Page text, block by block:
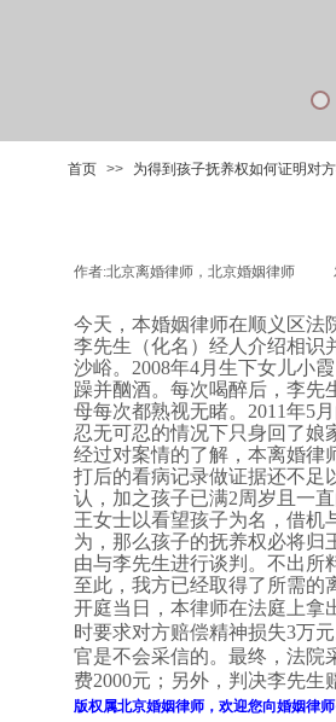
首页 >> 为得到孩子抚养权如何证明对
作者:北京离婚律师，北京婚姻律师
今天，本婚姻律师在顺义区法
李先生（化名）经人介绍相识
沙峪。 2008年4月生下女儿小
躁并酗酒。每次喝醉后，李先
母每次都熟视无睹。 2011年5
忍无可忍的情况下只身回了娘
经过对案情的了解，本离婚律
打后的看病记录做证据还不足
认，加之孩子已满2周岁且一
王女士以看望孩子为名，借机
为，那么孩子的抚养权必将归
由与李先生进行谈判。不出所
至此，我方已经取得了所需的
开庭当日，本律师在法庭上拿
时要求对方赔偿精神损失3万
官是不会采信的。最终，法院
费2000元；另外，判决李先生
版权属北京婚姻律师 ，欢迎您向婚姻律师